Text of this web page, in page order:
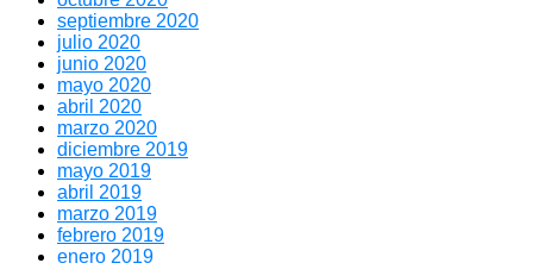
septiembre 2020
julio 2020
junio 2020
mayo 2020
abril 2020
marzo 2020
diciembre 2019
mayo 2019
abril 2019
marzo 2019
febrero 2019
enero 2019